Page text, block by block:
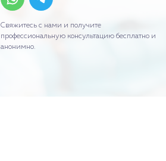
Свяжитесь с нами и получите
профессиональную консультацию бесплатно и
анонимно.